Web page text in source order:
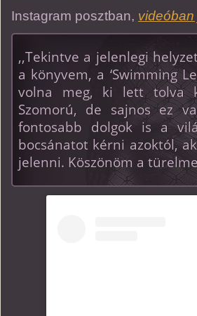
Instagram posztban,
,,Tekintve a jelenlegi
a könyvem, a ‘Swimming
volna meg, ki lett tolva
Szomorú, de sajnos ez
fontosabb dolgok is a
bocsánatot kérni azoktól,
jelenni. Köszönöm a